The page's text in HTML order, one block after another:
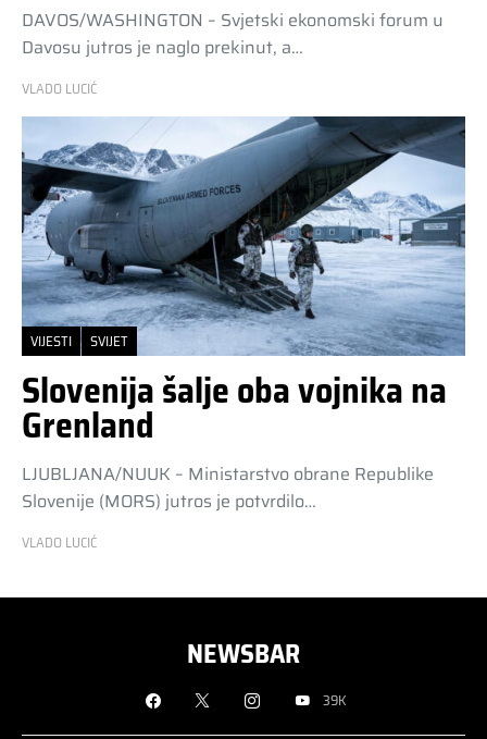
DAVOS/WASHINGTON – Svjetski ekonomski forum u
Davosu jutros je naglo prekinut, a…
VLADO LUCIĆ
VIJESTI SVIJET
Slovenija šalje oba vojnika na
Grenland
LJUBLJANA/NUUK – Ministarstvo obrane Republike
Slovenije (MORS) jutros je potvrdilo…
VLADO LUCIĆ
NEWSBAR
39K